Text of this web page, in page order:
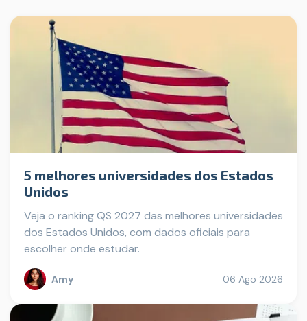
5 melhores universidades dos Estados
Unidos
Veja o ranking QS 2027 das melhores universidades
dos Estados Unidos, com dados oficiais para
escolher onde estudar.
Amy 06 Ago 2026